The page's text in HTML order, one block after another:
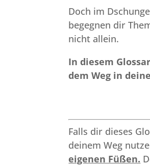
Doch im
begegnen dir
nicht allein.
In diesem
dem Weg in
Falls dir dieses
deinem Weg
eigenen Füßen.